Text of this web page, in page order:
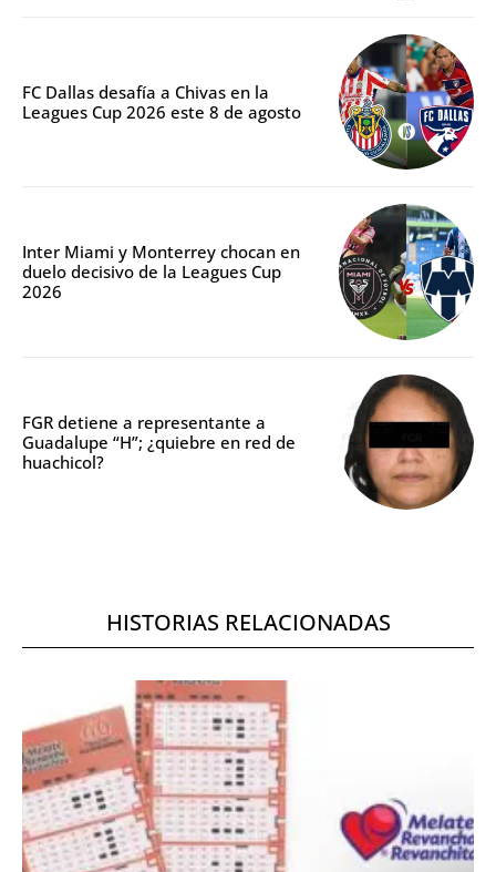
FC Dallas desafía a Chivas en la
Leagues Cup 2026 este 8 de agosto
Inter Miami y Monterrey chocan en
duelo decisivo de la Leagues Cup
2026
FGR detiene a representante a
Guadalupe “H”; ¿quiebre en red de
huachicol?
HISTORIAS RELACIONADAS